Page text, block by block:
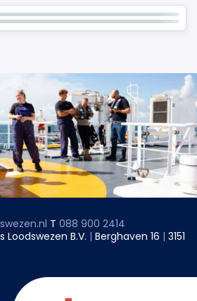
T 088 900 2414
Loodswezen B.V.
Berghaven 16
3151